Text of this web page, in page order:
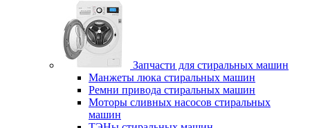
Запчасти для стиральных машин
Манжеты люка стиральных машин
Ремни привода стиральных машин
Моторы сливных насосов стиральных
машин